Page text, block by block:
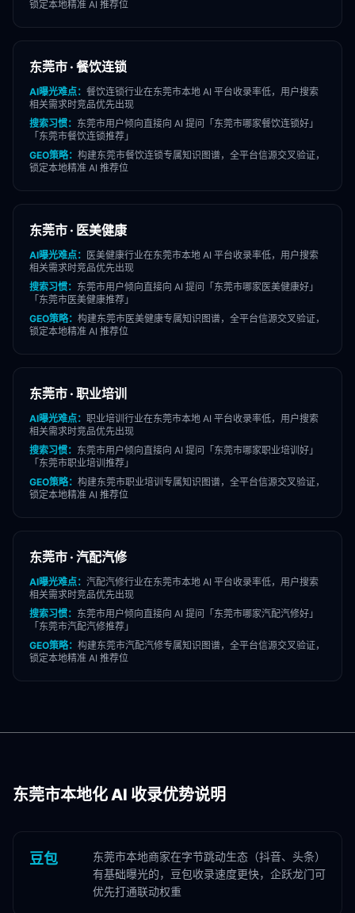
锁定本地精准 AI 推荐位
东莞市 · 餐饮连锁
AI曝光难点： 餐饮连锁行业在东莞市本地 AI 平台收录率低，用户搜索
相关需求时竞品优先出现
搜索习惯： 东莞市用户倾向直接向 AI 提问「 东莞市哪家餐饮连锁好」
「 东莞市餐饮连锁推荐」
GEO策略： 构建东莞市餐饮连锁专属知识图谱，全平台信源交叉验证，
锁定本地精准 AI 推荐位
东莞市 · 医美健康
AI曝光难点： 医美健康行业在东莞市本地 AI 平台收录率低，用户搜索
相关需求时竞品优先出现
搜索习惯： 东莞市用户倾向直接向 AI 提问「 东莞市哪家医美健康好」
「 东莞市医美健康推荐」
GEO策略： 构建东莞市医美健康专属知识图谱，全平台信源交叉验证，
锁定本地精准 AI 推荐位
东莞市 · 职业培训
AI曝光难点： 职业培训 行业在东莞市本地 AI 平台收录率低，用户搜索
相关需求时竞品优先出现
搜索习惯： 东莞市用户倾向直接向 AI 提问「 东莞市哪家职业培训 好」
「 东莞市职业培训 推荐」
GEO策略： 构建东莞市职业培训 专属知识图谱，全平台信源交叉验证，
锁定本地精准 AI 推荐位
东莞市 · 汽配汽修
AI曝光难点： 汽配汽修行业在东莞市本地 AI 平台收录率低，用户搜索
相关需求时竞品优先出现
搜索习惯： 东莞市用户倾向直接向 AI 提问「 东莞市哪家汽配汽修好」
「 东莞市汽配汽修推荐」
GEO策略： 构建东莞市汽配汽修专属知识图谱，全平台信源交叉验证，
锁定本地精准 AI 推荐位
东莞市本地化 AI 收录优势说明
豆包
东莞市本地商家在字节跳动生态（抖音、头条）
有基础曝光的，豆包收录速度更快，企跃龙门可
优先打通联动权重